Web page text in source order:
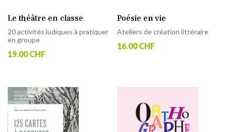
Le théâtre en classe
20 activités ludiques à pratiquer
en groupe
19.00 CHF
Poésie en vie
Ateliers de création littéraire
16.00 CHF